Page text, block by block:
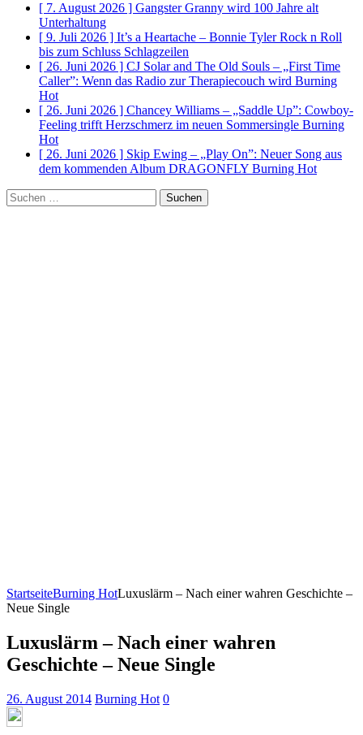
[ 7. August 2026 ] Gangster Granny wird 100 Jahre alt
Unterhaltung
[ 9. Juli 2026 ] It’s a Heartache – Bonnie Tyler Rock n Roll
bis zum Schluss Schlagzeilen
[ 26. Juni 2026 ] CJ Solar and The Old Souls – „First Time
Caller”: Wenn das Radio zur Therapiecouch wird Burning
Hot
[ 26. Juni 2026 ] Chancey Williams – „Saddle Up”: Cowboy-
Feeling trifft Herzschmerz im neuen Sommersingle Burning
Hot
[ 26. Juni 2026 ] Skip Ewing – „Play On”: Neuer Song aus
dem kommenden Album DRAGONFLY Burning Hot
Suchen
nach:
StartseiteBurning HotLuxuslärm – Nach einer wahren Geschichte –
Neue Single
Luxuslärm – Nach einer wahren
Geschichte – Neue Single
26. August 2014 Burning Hot 0